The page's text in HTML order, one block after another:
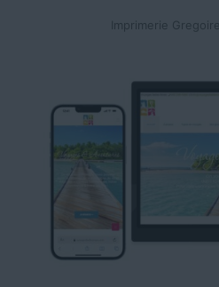
Imprimerie Gregoire